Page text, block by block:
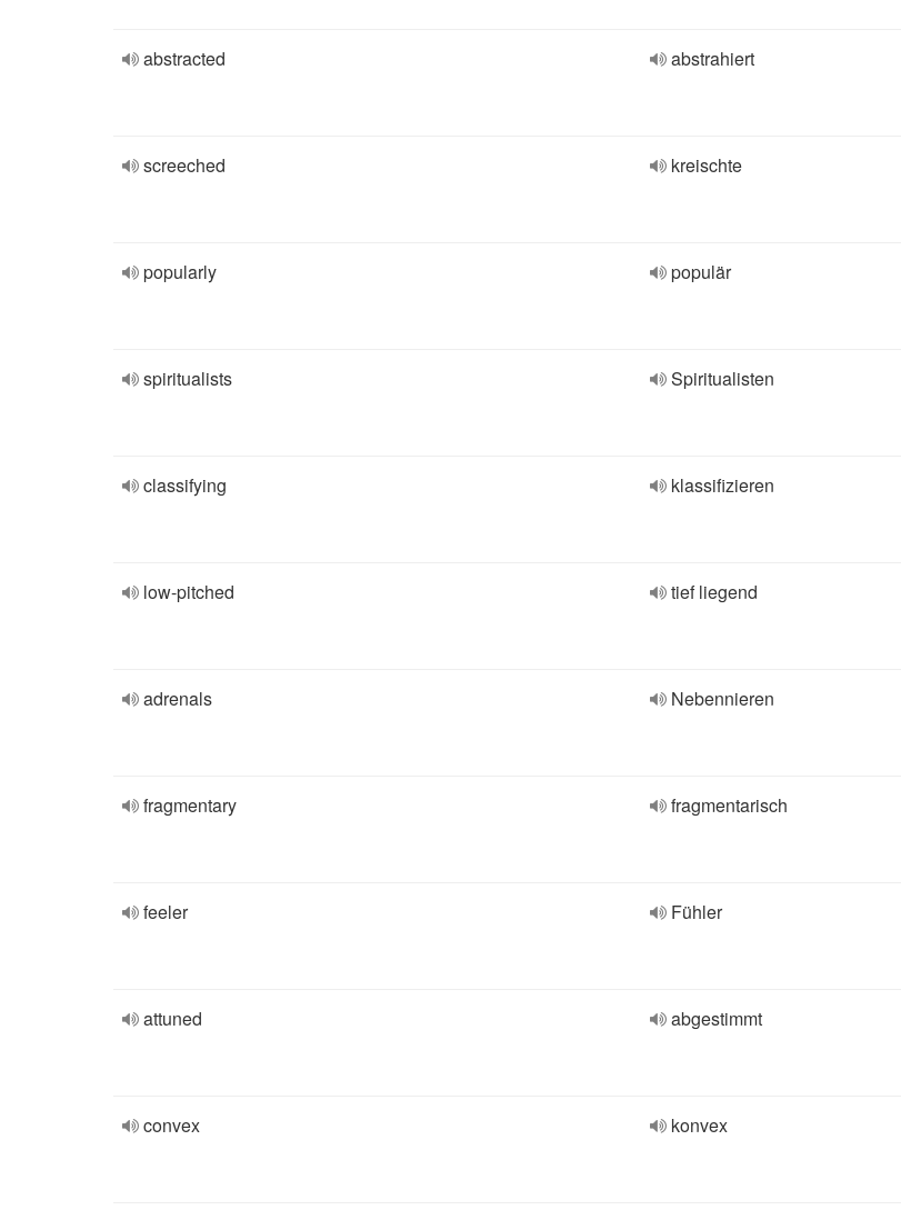
abstracted abstrahiert
screeched kreischte
popularly populär
spiritualists Spiritualisten
classifying klassifizieren
low-pitched tief liegend
adrenals Nebennieren
fragmentary fragmentarisch
feeler Fühler
attuned abgestimmt
convex konvex